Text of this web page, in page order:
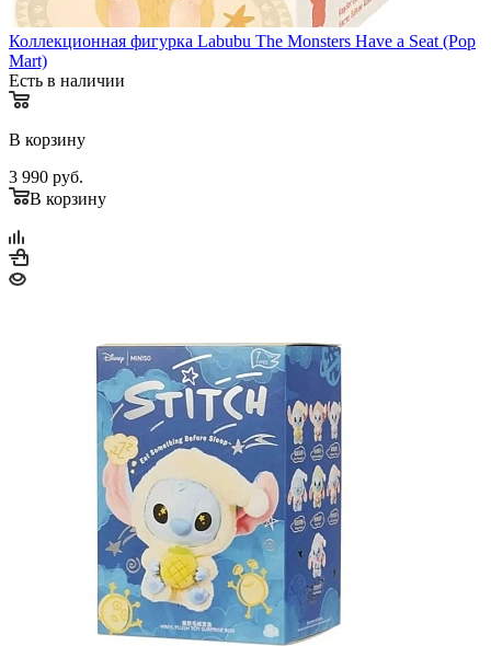
Коллекционная фигурка Labubu The Monsters Have a Seat (Pop
Mart)
Есть в наличии
В корзину
3 990 руб.
В корзину